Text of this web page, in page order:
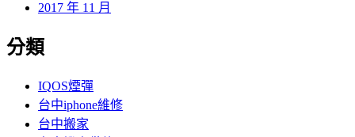
2017 年 11 月
分類
IQOS煙彈
台中iphone維修
台中搬家